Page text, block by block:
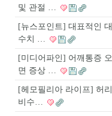
및 관절 …
[뉴스포인트] 대표적인
수치 …
[미디어파인] 어깨통증
면 증상 …
[헤모필리아 라이프] 허
비수…